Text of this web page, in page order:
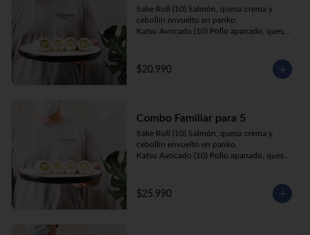
Sake Roll (10) Salmón, queso crema y
cebollín envuelto en panko.
Katsu Avocado (10) Pollo apanado, queso
y palta envuelta en sésamo o ciboulette.
Gyosas a elección (5u) + Bebida 1.5lt a
**Imagen Referencial**
$20.990
Combo Familiar para 5
Sake Roll (10) Salmón, queso crema y
cebollín envuelto en panko.
Katsu Avocado (10) Pollo apanado, queso
cebollín, envuelto en ciboulette o sesamo.
Tempura ebi avocado (10) Camarón
$25.990